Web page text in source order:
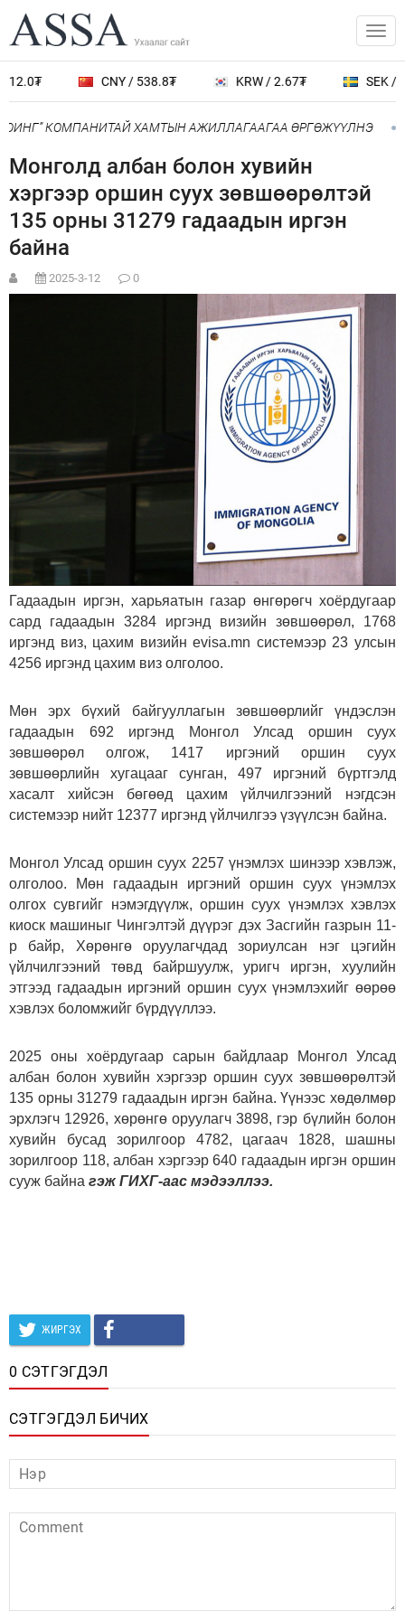
CNY / 538.8₮ KRW / 2.67₮ SEK /
КОМПАНИТАЙ ХАМТЫН АЖИЛЛАГААГАА ӨРГӨЖҮҮЛНЭ
Монголд албан болон хувийн
хэргээр оршин суух зөвшөөрөлтэй
135 орны 31279 гадаадын иргэн
байна
2025-3-12 0
Гадаадын иргэн, харьяатын газар өнгөрөгч хоёрдугаар
сард гадаадын 3284 иргэнд визийн зөвшөөрөл, 1768
иргэнд виз, цахим визийн evisa.mn системээр 23 улсын
4256 иргэнд цахим виз олголоо.
Мөн эрх бүхий байгууллагын зөвшөөрлийг үндэслэн
гадаадын 692 иргэнд Монгол Улсад оршин суух
зөвшөөрөл олгож, 1417 иргэний оршин суух
зөвшөөрлийн хугацааг сунган, 497 иргэний бүртгэлд
хасалт хийсэн бөгөөд цахим үйлчилгээний нэгдсэн
системээр нийт 12377 иргэнд үйлчилгээ үзүүлсэн байна.
Монгол Улсад оршин суух 2257 үнэмлэх шинээр хэвлэж,
олголоо. Мөн гадаадын иргэний оршин суух үнэмлэх
олгох сувгийг нэмэгдүүлж, оршин суух үнэмлэх хэвлэх
киоск машиныг Чингэлтэй дүүрэг дэх Засгийн газрын 11-
р байр, Хөрөнгө оруулагчдад зориулсан нэг цэгийн
үйлчилгээний төвд байршуулж, уригч иргэн, хуулийн
этгээд гадаадын иргэний оршин суух үнэмлэхийг өөрөө
хэвлэх боломжийг бүрдүүллээ.
2025 оны хоёрдугаар сарын байдлаар Монгол Улсад
албан болон хувийн хэргээр оршин суух зөвшөөрөлтэй
135 орны 31279 гадаадын иргэн байна. Үүнээс хөдөлмөр
эрхлэгч 12926, хөрөнгө оруулагч 3898, гэр бүлийн болон
хувийн бусад зорилгоор 4782, цагаач 1828, шашны
зорилгоор 118, албан хэргээр 640 гадаадын иргэн оршин
сууж байна гэж ГИХГ-аас мэдээллээ.
ЖИРГЭХ
0 СЭТГЭГДЭЛ
СЭТГЭГДЭЛ БИЧИХ